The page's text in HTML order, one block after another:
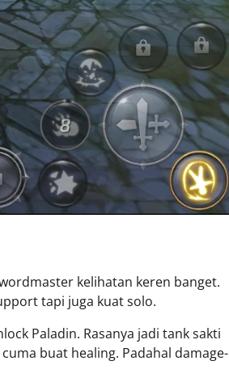
kelihatan keren banget.
tapi juga kuat solo.
Paladin. Rasanya jadi tank sakti
buat healing. Padahal damage-